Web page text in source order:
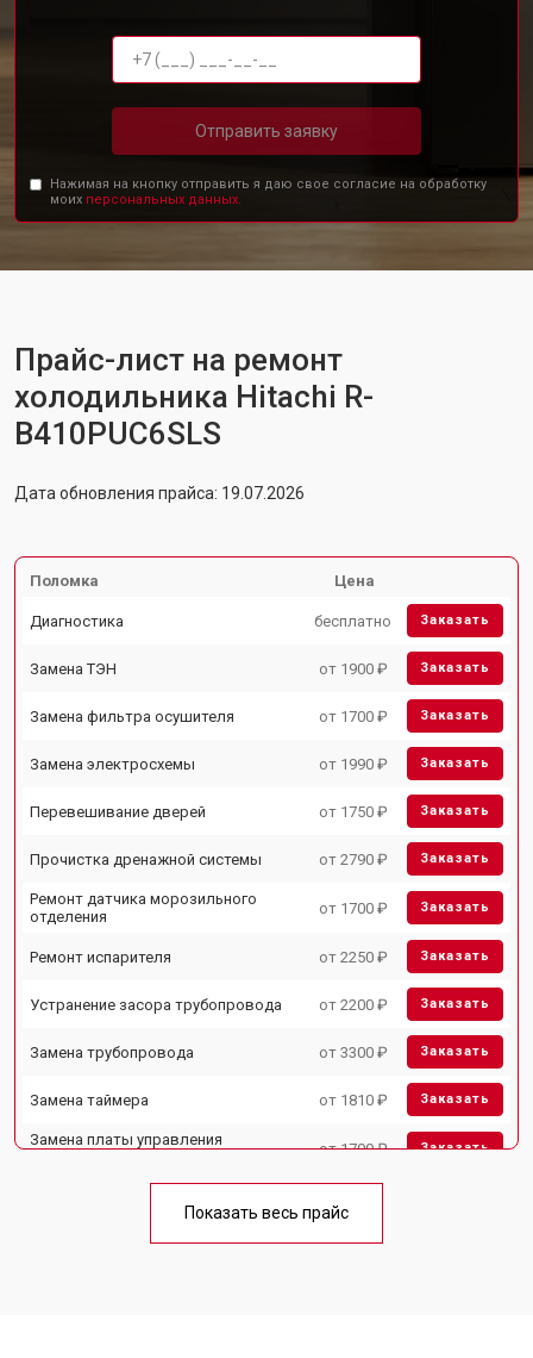
Отправить заявку
Нажимая на кнопку отправить я даю свое согласие на обработку
моих персональных данных.
Прайс-лист на ремонт
холодильника Hitachi R-
B410PUC6SLS
Дата обновления прайса: 19.07.2026
Поломка Цена
Диагностика бесплатно Заказать
Замена ТЭН от 1900 ₽ Заказать
Замена фильтра осушителя от 1700 ₽ Заказать
Замена электросхемы от 1990 ₽ Заказать
Перевешивание дверей от 1750 ₽ Заказать
Прочистка дренажной системы от 2790 ₽ Заказать
Ремонт датчика морозильного
отделения
от 1700 ₽ Заказать
Ремонт испарителя от 2250 ₽ Заказать
Устранение засора трубопровода от 2200 ₽ Заказать
Замена трубопровода от 3300 ₽ Заказать
Замена таймера от 1810 ₽ Заказать
Замена платы управления
от 1700 ₽ Заказать
Ремонт/замена датчика
Замена термостата от 1700 ₽
Показать весь прайс